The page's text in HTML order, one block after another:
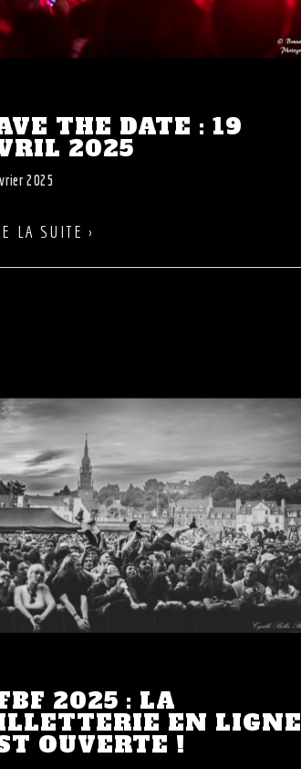
THE DATE : 19
2025
2025
LA SUITE ›
2025 : LA
EN LIGNE
OUVERTE !